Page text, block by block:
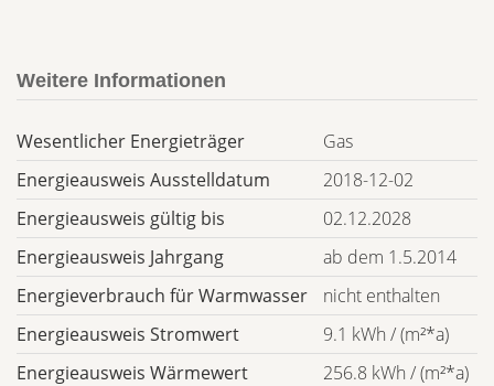
Weitere Informationen
Wesentlicher Energieträger
Gas
Energieausweis Ausstelldatum
2018-12-02
Energieausweis gültig bis
02.12.2028
Energieausweis Jahrgang
ab dem 1.5.2014
Energieverbrauch für Warmwasser
nicht enthalten
Energieausweis Stromwert
9.1 kWh / (m²*a)
Energieausweis Wärmewert
256.8 kWh / (m²*a)